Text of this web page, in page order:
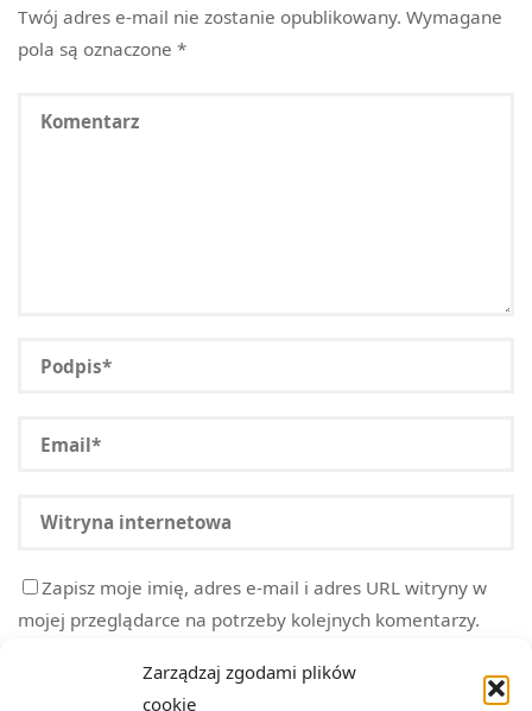
Zarządzaj zgodami plików
cookie
Twój adres e-mail nie zostanie opublikowany. Wymagane
pola są oznaczone*
Zapisz moje imię, adres e-mail i adres URL witryny w
mojej przeglądarce na potrzeby kolejnych komentarzy.